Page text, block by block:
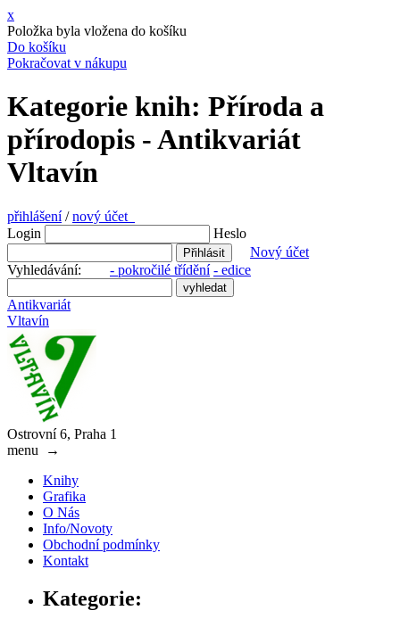
x
Položka byla vložena do košíku
Do košíku
Pokračovat v nákupu
Kategorie knih: Příroda a
přírodopis - Antikvariát
Vltavín
přihlášení/nový účet
Login
Heslo
Nový účet
Vyhledávání: - pokročilé třídění - edice
Antikvariát
Vltavín
Ostrovní 6, Praha 1
menu
→
Knihy
Grafika
O Nás
Info/Novoty
Obchodní podmínky
Kontakt
Kategorie: